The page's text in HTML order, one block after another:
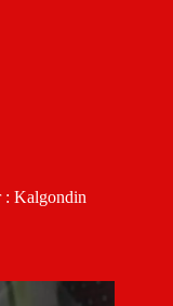
: Kalgondin